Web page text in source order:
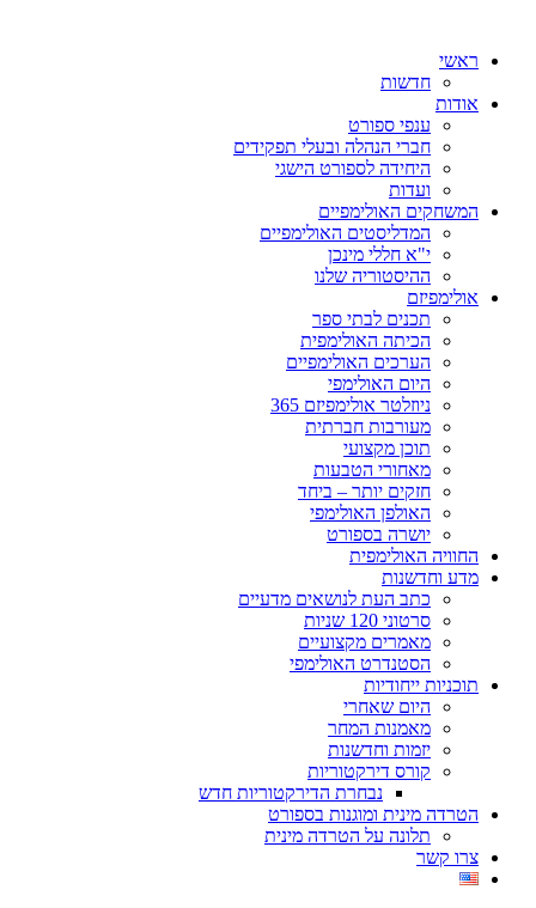
ראשי
חדשות
אודות
ענפי ספורט
חברי הנהלה ובעלי תפקידים
היחידה לספורט הישגי
ועדות
המשחקים האולימפיים
המדליסטים האולימפיים
י"א חללי מינכן
ההיסטוריה שלנו
אולימפיזם
תכנים לבתי ספר
הכיתה האולימפית
הערכים האולימפיים
היום האולימפי
ניוזלטר אולימפיזם 365
מעורבות חברתית
תוכן מקצועי
מאחורי הטבעות
חזקים יותר – ביחד
האולפן האולימפי
יושרה בספורט
החוויה האולימפית
מדע וחדשנות
כתב העת לנושאים מדעיים
סרטוני 120 שניות
מאמרים מקצועיים
הסטנדרט האולימפי
תוכניות ייחודיות
היום שאחרי
מאמנות המחר
יזמות וחדשנות
קורס דירקטוריות
נבחרת הדירקטוריות חדש
הטרדה מינית ומוגנות בספורט
תלונה על הטרדה מינית
צרו קשר